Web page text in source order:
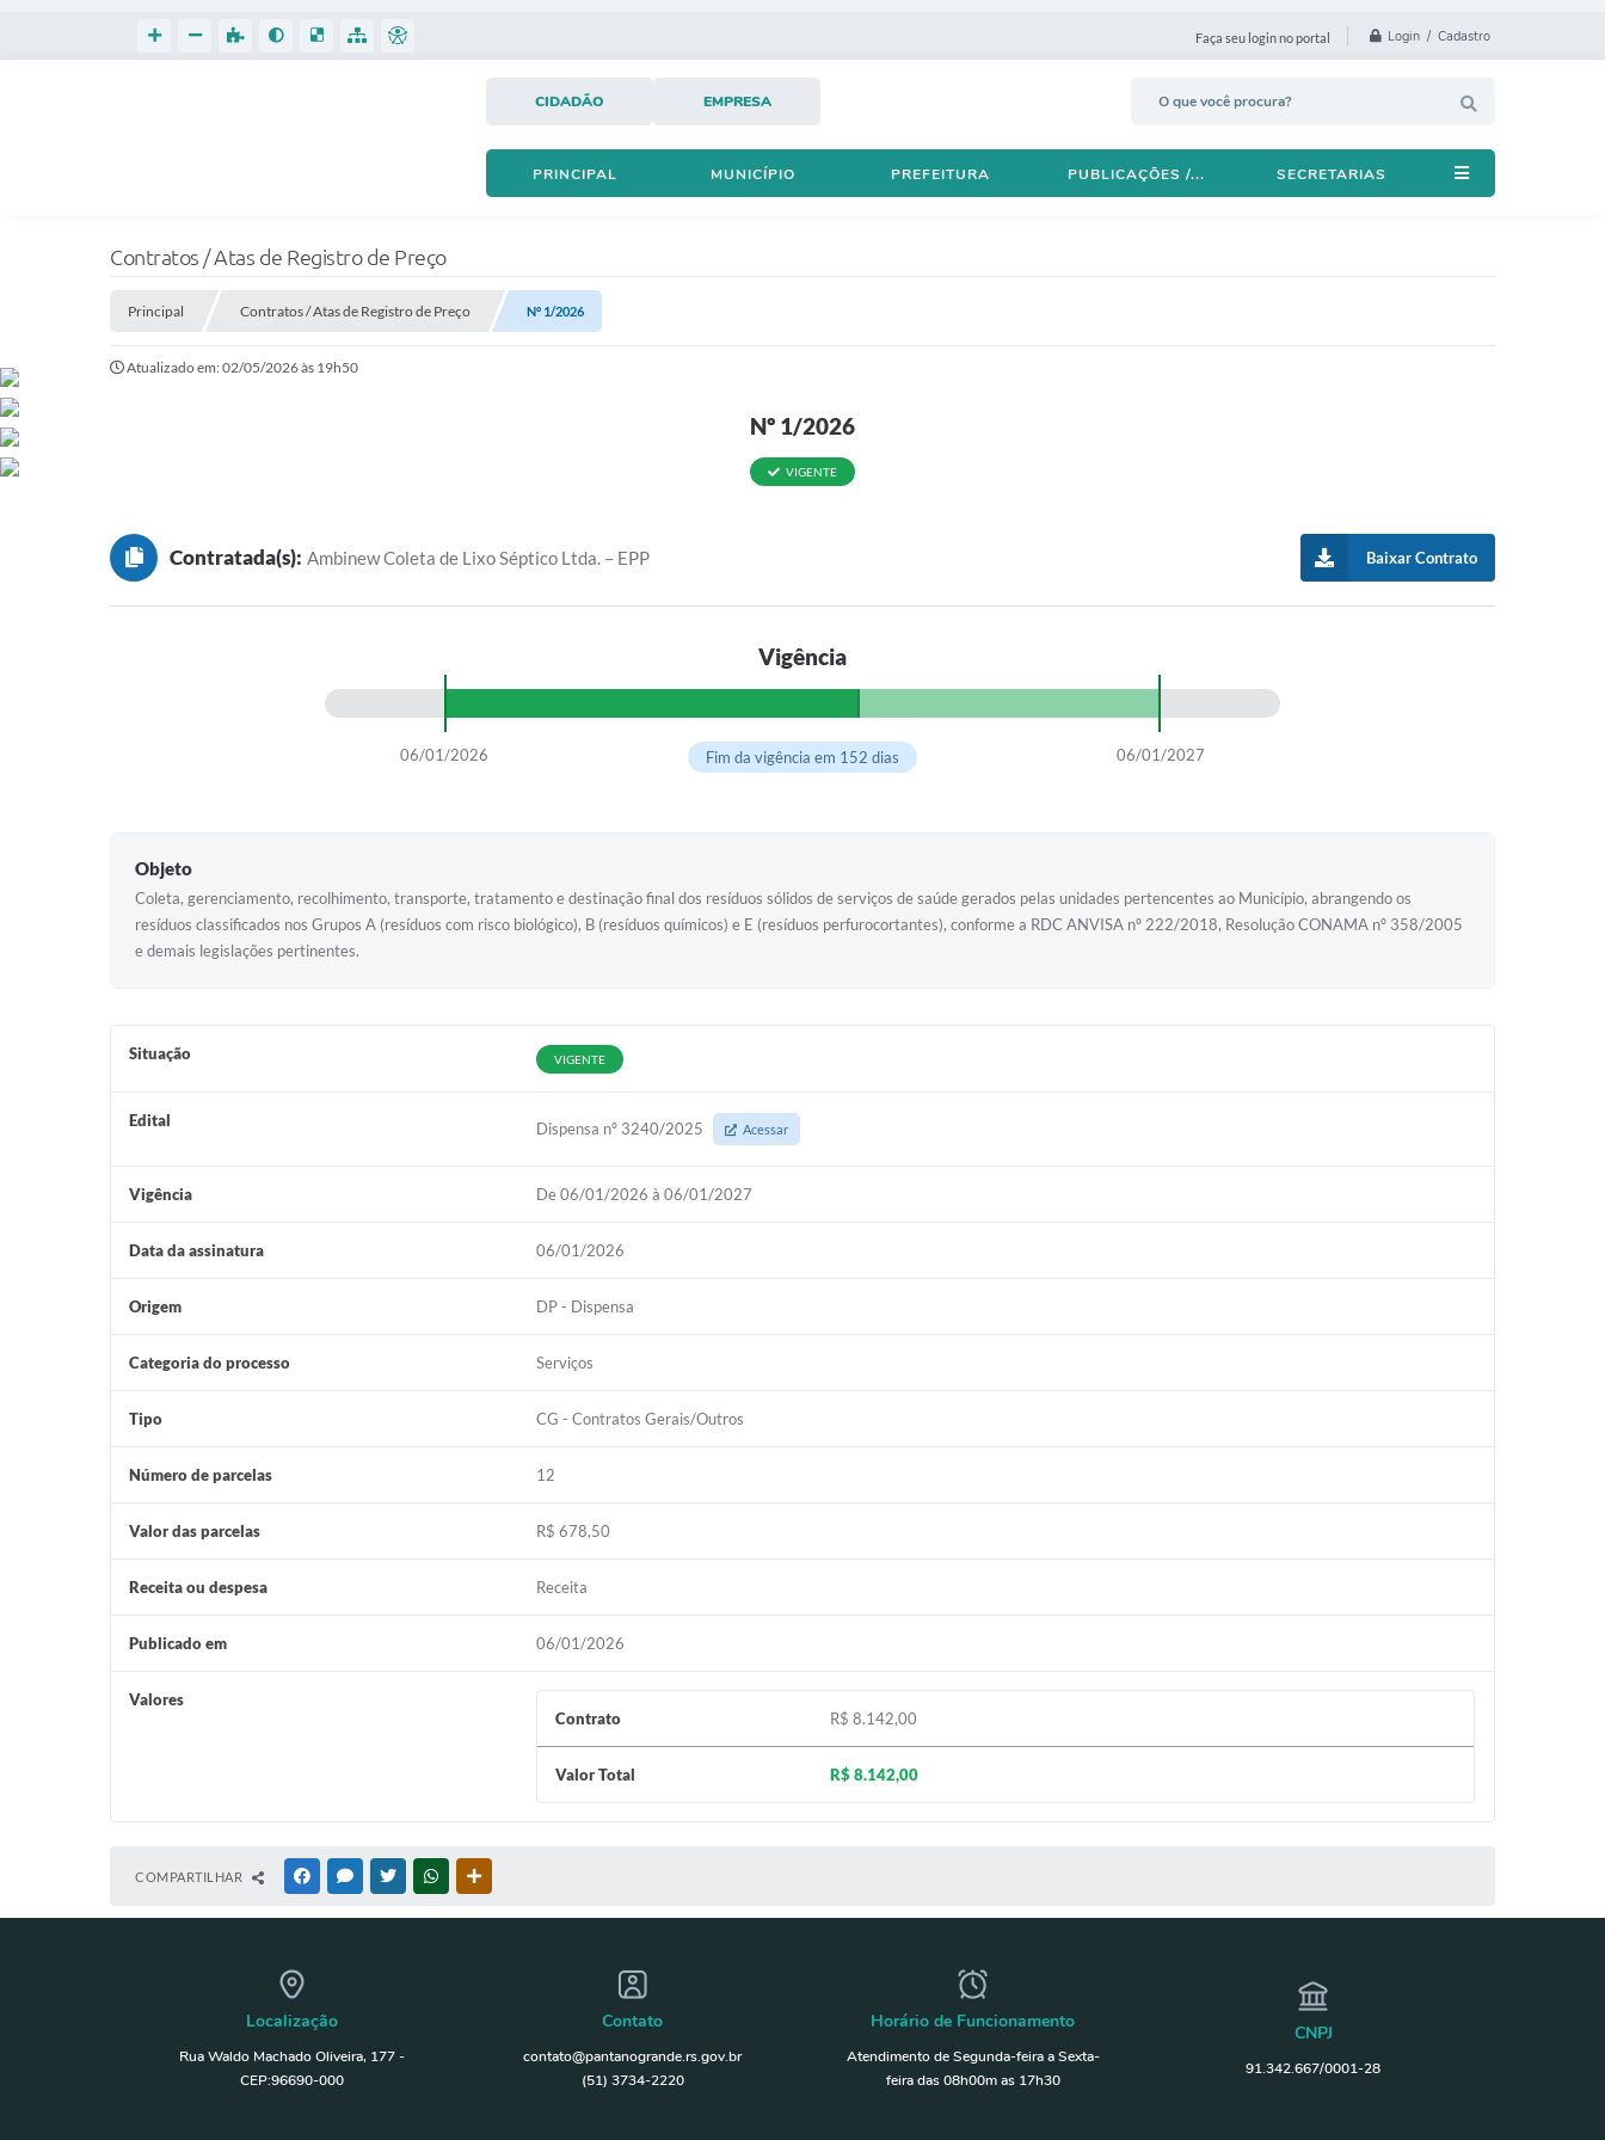
Faça seu login no portal Login / Cadastro
CIDADÃO EMPRESA
PRINCIPAL MUNICÍPIO PREFEITURA PUBLICAÇÕES /... SECRETARIAS
Contratos / Atas de Registro de Preço
Principal Contratos / Atas de Registro de Preço Nº 1/2026
Atualizado em: 02/05/2026 às 19h50
Nº 1/2026
VIGENTE
Contratada(s): Ambinew Coleta de Lixo Séptico Ltda. – EPP Baixar Contrato
Vigência
06/01/2026 06/01/2027
Fim da vigência em 152 dias
Objeto
Coleta, gerenciamento, recolhimento, transporte, tratamento e destinação final dos resíduos sólidos de serviços de saúde gerados pelas unidades pertencentes ao Município, abrangendo os
resíduos classificados nos Grupos A (resíduos com risco biológico), B (resíduos químicos) e E (resíduos perfurocortantes), conforme a RDC ANVISA nº 222/2018, Resolução CONAMA nº 358/2005
e demais legislações pertinentes.
Situação VIGENTE
Edital Dispensa nº 3240/2025 Acessar
Vigência De 06/01/2026 à 06/01/2027
Data da assinatura 06/01/2026
Origem DP - Dispensa
Categoria do processo Serviços
Tipo CG - Contratos Gerais/Outros
Número de parcelas 12
Valor das parcelas R$ 678,50
Receita ou despesa Receita
Publicado em 06/01/2026
Valores
Contrato
R$ 8.142,00
Valor Total R$ 8.142,00
COMPARTILHAR FACEBOOKMESSENGER
TWITTERWHATSAPP
Localização
Rua Waldo Machado Oliveira, 177 -
CEP:96690-000
Contato
contato@pantanogrande.rs.gov.br
(51) 3734-2220
Horário de Funcionamento
Atendimento de Segunda-feira a Sexta-
feira das 08h00m as 17h30
CNPJ
91.342.667/0001-28